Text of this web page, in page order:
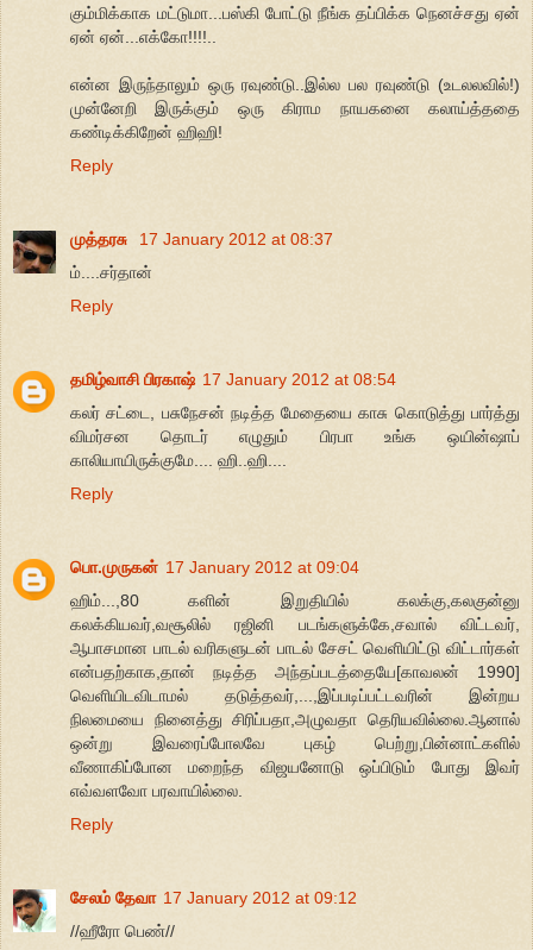
கும்மிக்காக மட்டுமா...பஸ்கி போட்டு நீங்க தப்பிக்க நெனச்சது ஏன்
ஏன் ஏன்...எக்கோ!!!!..
என்ன இருந்தாலும் ஒரு ரவுண்டு..இல்ல பல ரவுண்டு (உடலலவில்!)
முன்னேறி இருக்கும் ஒரு கிராம நாயகனை கலாய்த்ததை
கண்டிக்கிறேன் ஹிஹி!
Reply
முத்தரசு
17 January 2012 at 08:37
ம்....சர்தான்
Reply
தமிழ்வாசி பிரகாஷ் 17 January 2012 at 08:54
கலர் சட்டை, பசுநேசன் நடித்த மேதையை காசு கொடுத்து பார்த்து
விமர்சன தொடர் எழுதும் பிரபா உங்க ஒயின்ஷாப்
காலியாயிருக்குமே.... ஹி..ஹி....
Reply
பொ.முருகன் 17 January 2012 at 09:04
ஹிம்...,80 களின் இறுதியில் கலக்கு,கலகுன்னு
கலக்கியவர்,வசூலில் ரஜினி படங்களுக்கே,சவால் விட்டவர்,
ஆபாசமான பாடல் வரிகளுடன் பாடல் சேசட் வெளியிட்டு விட்டார்கள்
என்பதற்காக,தான் நடித்த அந்தப்படத்தையே[காவலன் 1990]
வெளியிடவிடாமல் தடுத்தவர்,...,இப்படிப்பட்டவரின் இன்றய
நிலமையை நினைத்து சிரிப்பதா,அழுவதா தெரியவில்லை.ஆனால்
ஒன்று இவரைப்போலவே புகழ் பெற்று,பின்னாட்களில்
வீணாகிப்போன மறைந்த விஜயனோடு ஒப்பிடும் போது இவர்
எவ்வளவோ பரவாயில்லை.
Reply
சேலம் தேவா 17 January 2012 at 09:12
//ஹீரோ பெண்//